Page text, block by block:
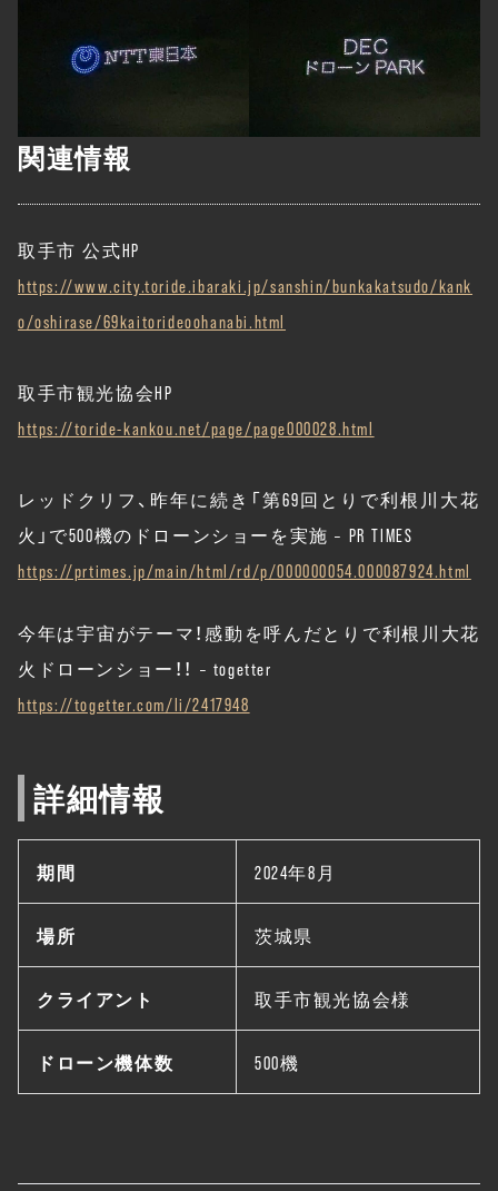
関連情報
取手市 公式HP
https://www.city.toride.ibaraki.jp/sanshin/bunkakatsudo/kank
o/oshirase/69kaitorideoohanabi.html
取手市観光協会HP
https://toride-kankou.net/page/page000028.html
レッドクリフ、昨年に続き「第69回とりで利根川大花
火」で500機のドローンショーを実施 – PR TIMES
https://prtimes.jp/main/html/rd/p/000000054.000087924.html
今年は宇宙がテーマ！感動を呼んだとりで利根川大花
火ドローンショー！！ – togetter
https://togetter.com/li/2417948
詳細情報
期間 2024年8月
場所 茨城県
クライアント 取手市観光協会様
ドローン機体数 500機